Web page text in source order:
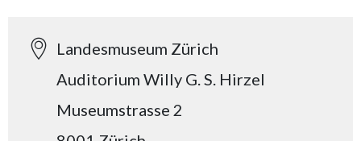
Landesmuseum Zürich
Auditorium Willy G. S. Hirzel
Museumstrasse 2